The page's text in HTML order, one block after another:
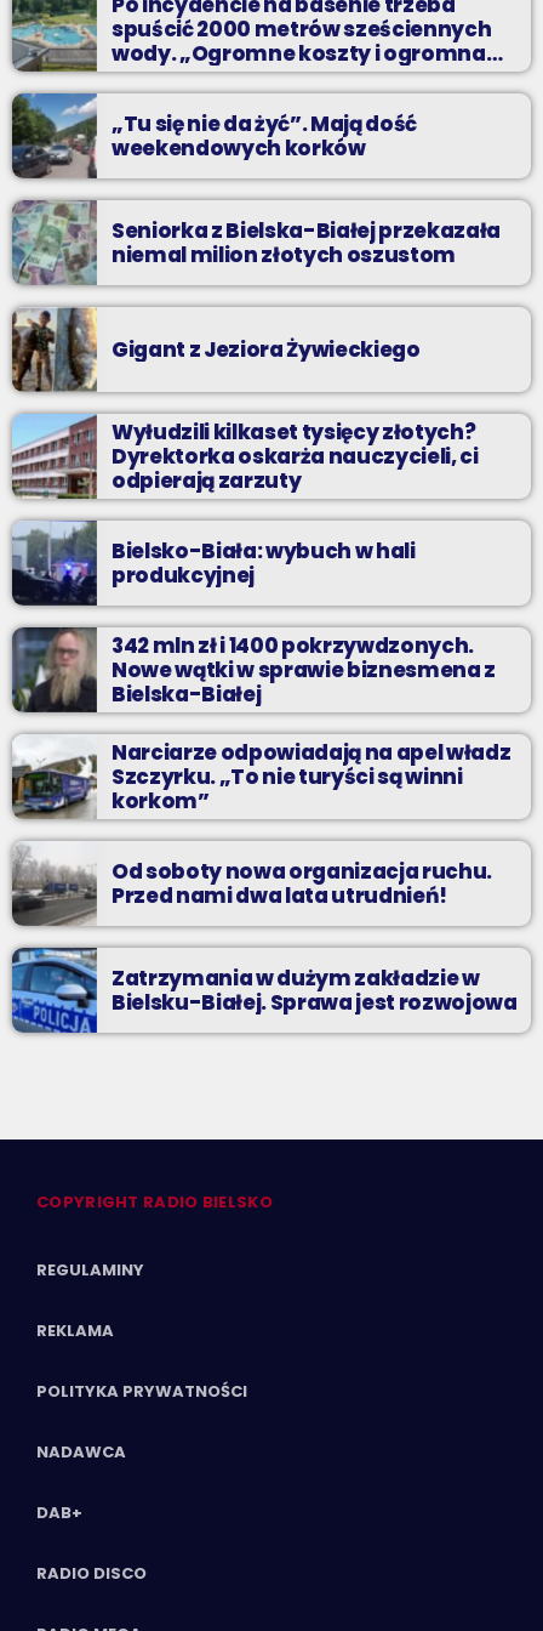
spuścić 2000 metrów sześciennych
wody. „Ogromne koszty i ogromna
praca”
„Tu się nie da żyć”. Mają dość
weekendowych korków
Seniorka z Bielska-Białej przekazała
niemal milion złotych oszustom
Gigant z Jeziora Żywieckiego
Wyłudzili kilkaset tysięcy złotych?
Dyrektorka oskarża nauczycieli, ci
odpierają zarzuty
Bielsko-Biała: wybuch w hali
produkcyjnej
342 mln zł i 1400 pokrzywdzonych.
Nowe wątki w sprawie biznesmena z
Bielska-Białej
Narciarze odpowiadają na apel władz
Szczyrku. „To nie turyści są winni
korkom”
Od soboty nowa organizacja ruchu.
Przed nami dwa lata utrudnień!
Zatrzymania w dużym zakładzie w
Bielsku-Białej. Sprawa jest rozwojowa
COPYRIGHT RADIO BIELSKO
REGULAMINY
REKLAMA
POLITYKA PRYWATNOŚCI
NADAWCA
DAB+
RADIO DISCO